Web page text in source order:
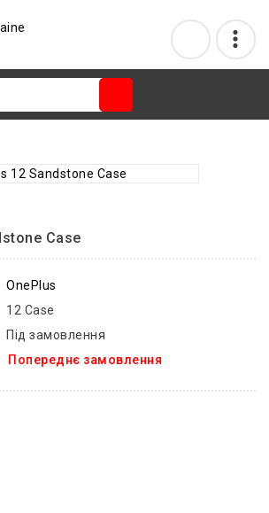
Case
OnePlus
12 Case
Під замовлення
Попереднє замовлення